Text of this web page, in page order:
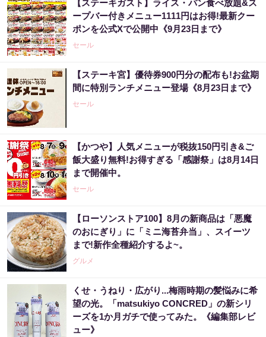
【ステーキガスト】ライス・パン食べ放題&ス
ープバー付きメニュー1111円はお得!最新クー
ポンを公式Xで公開中《9月23日まで》
セール
【ステーキ宮】優待券900円分の配布も!お盆期
間に特別ランチメニュー登場《8月23日まで》
セール
【かつや】人気メニューが税抜150円引き&ご
飯大盛り無料!お得すぎる「感謝祭」は8月14日
まで開催中。
セール
【ローソンストア100】8月の新商品は「悪魔
のおにぎり」に「ミニ海苔弁当」、スイーツ
まで!新作全種紹介するよ~。
グルメ
くせ・うねり・広がり...梅雨時期の髪悩みに希
望の光。「matsukiyo CONCRED」の新シリ
ーズを1か月ガチで使ってみた。《編集部レビ
ュー》